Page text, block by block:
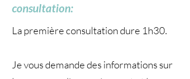
consultation:
La première consultation dure 1h30.
Je vous demande des informations sur